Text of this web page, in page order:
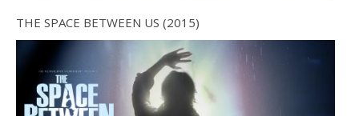
THE SPACE BETWEEN US (2015)